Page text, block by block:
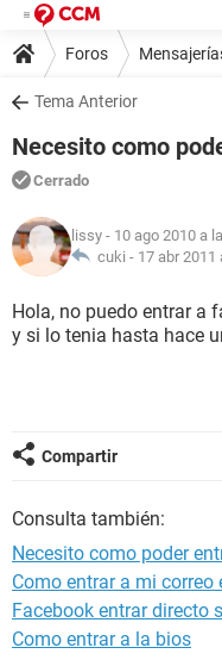
Foros
Tema Anterior
Necesito como
Cerrado
lissy - 10 ago 2010 a
cuki - 17 abr 2011
Hola, no puedo entrar a
y si lo tenia hasta hace
Compartir
Consulta también:
Necesito como poder
Como entrar a mi correo
Facebook entrar directo
Como entrar a la bios